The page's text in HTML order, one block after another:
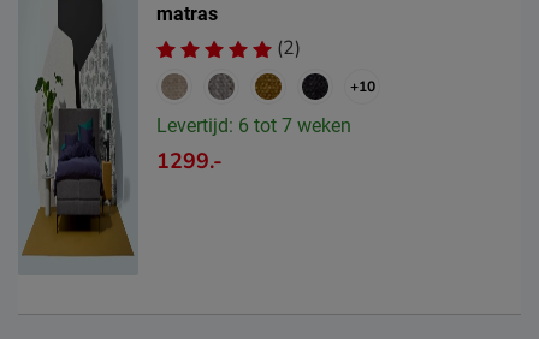
matras
(2)
+10
Levertijd: 6 tot 7 weken
1299.-